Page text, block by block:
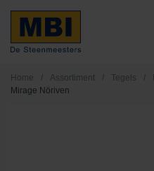
Home / Assortiment / Tegels /
Mirage Nöriven